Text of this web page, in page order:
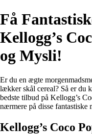
Få
Kellogg’s
og Mysli!
Er du en ægte
lækker skål cereal? Så er du
bedste tilbud på Kellogg’s
nærmere på disse fantastiske
Kellogg’s Coco